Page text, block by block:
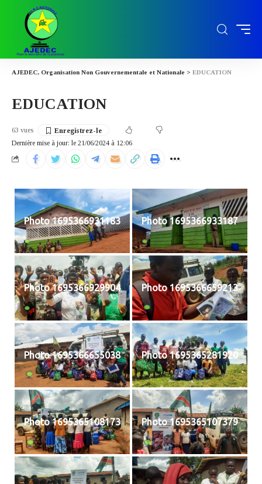
AJEDEC, Organisation Non Gouvernementale et Nationale > EDUCATION
EDUCATION
Dernière mise à jour: le 21/06/2024 à 12:06
63 vues
Photo 1695366931183 Photo 1695366933187
Photo 1695366929904 Photo 1695366659213
Photo 1695366655038 Photo 1695365281920
Photo 1695365108173 Photo 1695365107379